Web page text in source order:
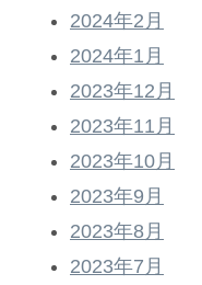
2024年2月
2024年1月
2023年12月
2023年11月
2023年10月
2023年9月
2023年8月
2023年7月